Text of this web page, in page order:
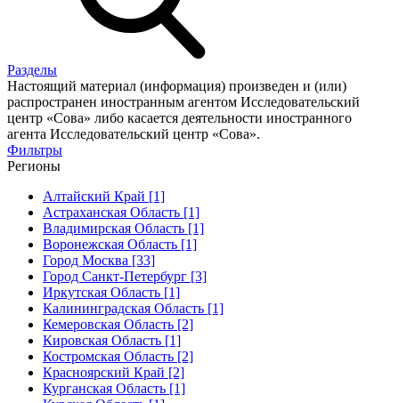
Разделы
Настоящий материал (информация) произведен и (или)
распространен иностранным агентом Исследовательский
центр «Сова» либо касается деятельности иностранного
агента Исследовательский центр «Сова».
Фильтры
Регионы
Алтайский Край [1]
Астраханская Область [1]
Владимирская Область [1]
Воронежская Область [1]
Город Москва [33]
Город Санкт-Петербург [3]
Иркутская Область [1]
Калининградская Область [1]
Кемеровская Область [2]
Кировская Область [1]
Костромская Область [2]
Красноярский Край [2]
Курганская Область [1]